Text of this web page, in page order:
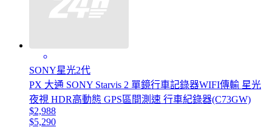
SONY星光2代
PX 大通 SONY Starvis 2 單鏡行車記錄器WIFI傳輸 星光
夜視 HDR高動態 GPS區間測速 行車紀錄器(C73GW)
$2,988
$5,290